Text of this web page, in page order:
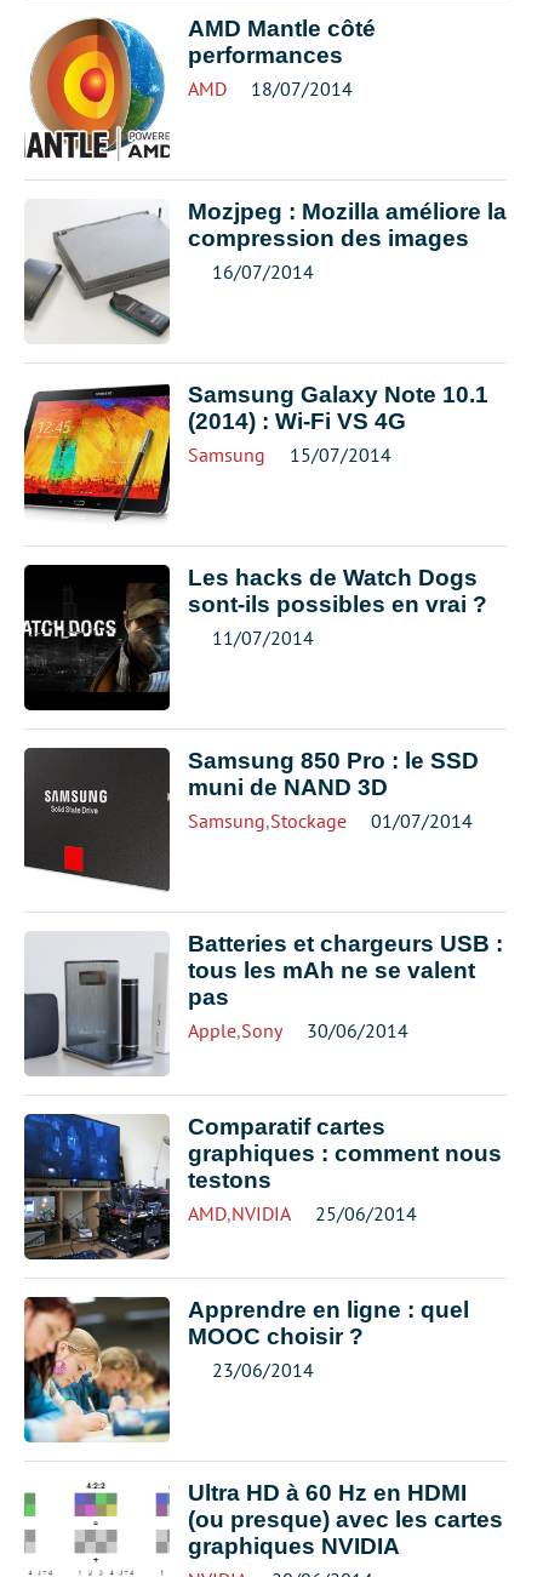
AMD Mantle côté
performances
AMD 18/07/2014
Mozjpeg : Mozilla améliore la
compression des images
16/07/2014
Samsung Galaxy Note 10.1
(2014) : Wi-Fi VS 4G
Samsung 15/07/2014
Les hacks de Watch Dogs
sont-ils possibles en vrai ?
11/07/2014
Samsung 850 Pro : le SSD
muni de NAND 3D
Samsung,Stockage 01/07/2014
Batteries et chargeurs USB :
tous les mAh ne se valent
pas
Apple,Sony 30/06/2014
Comparatif cartes
graphiques : comment nous
testons
AMD,NVIDIA 25/06/2014
Apprendre en ligne : quel
MOOC choisir ?
23/06/2014
Ultra HD à 60 Hz en HDMI
(ou presque) avec les cartes
graphiques NVIDIA